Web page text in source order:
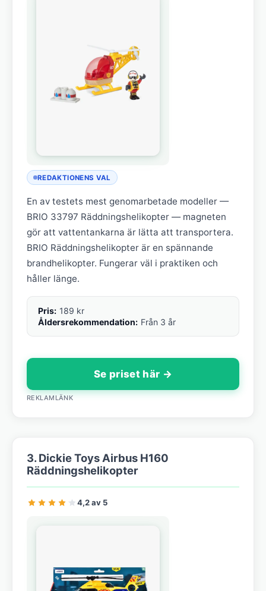
REDAKTIONENS VAL
En av testets mest genomarbetade modeller —
BRIO 33797 Räddningshelikopter — magneten
gör att vattentankarna är lätta att transportera.
BRIO Räddningshelikopter är en spännande
brandhelikopter. Fungerar väl i praktiken och
håller länge.
Pris: 189 kr
Åldersrekommendation: Från 3 år
Se priset här →
REKLAMLÄNK
3. Dickie Toys Airbus H160
Räddningshelikopter
4,2 av 5